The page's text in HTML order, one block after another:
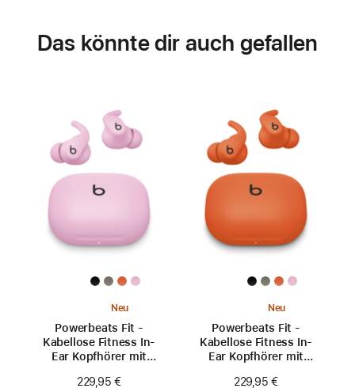
Das könnte dir auch gefallen
Neu
Powerbeats Fit -
Kabellose Fitness In-
Ear Kopfhörer mit
Powerpink
229,95 €
Neu
Powerbeats Fit -
Kabellose Fitness In-
Ear Kopfhörer mit
Knallorange
229,95 €